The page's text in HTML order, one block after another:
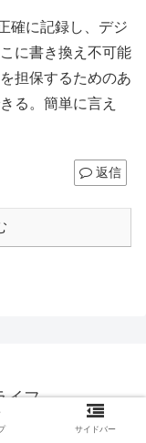
確に記録し、デジ
に書き換え不可能
担保するためのあ
る。簡単に言え
返信
イフ
イフ. サイドバー